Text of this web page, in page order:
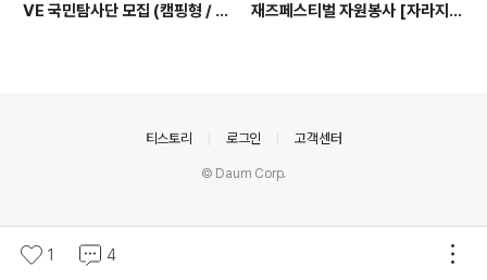
VE 국민탐사단 모집 (캠핑형 / 투
재즈페스티벌 자원봉사 [자라지
1 4
티스토리 로그인 고객센터
© Daum Corp.